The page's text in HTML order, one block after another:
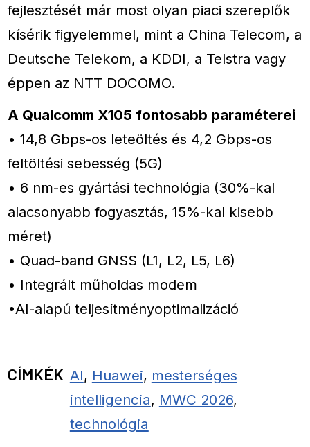
fejlesztését már most olyan piaci szereplők
kísérik figyelemmel, mint a China Telecom, a
Deutsche Telekom, a KDDI, a Telstra vagy
éppen az NTT DOCOMO.
A Qualcomm X105 fontosabb paraméterei
• 14,8 Gbps-os leteöltés és 4,2 Gbps-os
feltöltési sebesség (5G)
• 6 nm-es gyártási technológia (30%-kal
alacsonyabb fogyasztás, 15%-kal kisebb
méret)
• Quad-band GNSS (L1, L2, L5, L6)
• Integrált műholdas modem
•AI-alapú teljesítményoptimalizáció
CÍMKÉK AI, Huawei, mesterséges
intelligencia, MWC 2026,
technológia